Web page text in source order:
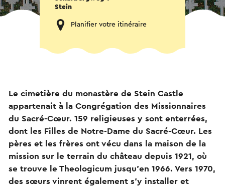
Stein
Planifier votre itinéraire
Le cimetière du monastère de Stein Castle
appartenait à la Congrégation des Missionnaires
du Sacré-Cœur. 159 religieuses y sont enterrées,
dont les Filles de Notre-Dame du Sacré-Cœur. Les
pères et les frères ont vécu dans la maison de la
mission sur le terrain du château depuis 1921, où
se trouve le Theologicum jusqu'en 1966. Vers 1970,
des sœurs vinrent également s'y installer et